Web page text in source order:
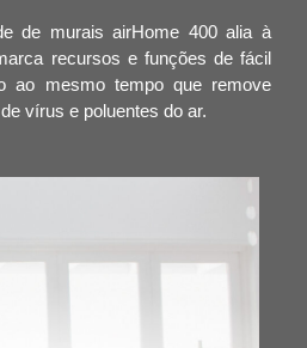
de murais airHome 400 alia à
recursos e funções de fácil
ao mesmo tempo que remove
vírus e poluentes do ar.